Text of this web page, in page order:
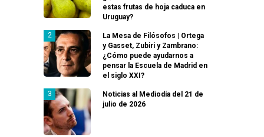
estas frutas de hoja caduca en
Uruguay?
La Mesa de Filósofos | Ortega
y Gasset, Zubiri y Zambrano:
¿Cómo puede ayudarnos a
pensar la Escuela de Madrid en
el siglo XXI?
Noticias al Mediodía del 21 de
julio de 2026